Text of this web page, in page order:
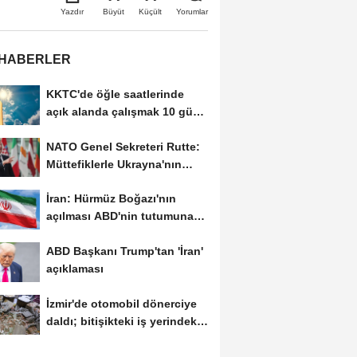
Yazdır Büyüt Küçült Yorumlar
KKTC'de öğle saatlerinde
açık alanda çalışmak 10 gün
NATO Genel Sekreteri Rutte:
Müttefiklerle Ukrayna'nın
İran: Hürmüz Boğazı'nın
açılması ABD'nin tutumuna
ABD Başkanı Trump'tan 'İran'
açıklaması
İzmir'de otomobil dönerciye
daldı; bitişikteki iş yerindeki